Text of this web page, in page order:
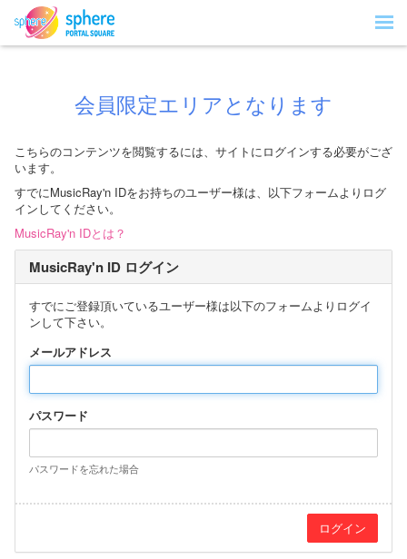
会員限定エリアとなります
こちらのコンテンツを閲覧するには、サイトにログインする必要がござ
います。
すでにMusicRay'n IDをお持ちのユーザー様は、以下フォームよりログ
インしてください。
MusicRay'n IDとは？
MusicRay'n ID ログイン
すでにご登録頂いているユーザー様は以下のフォームよりログイ
ンして下さい。
メールアドレス
パスワード
パスワードを忘れた場合